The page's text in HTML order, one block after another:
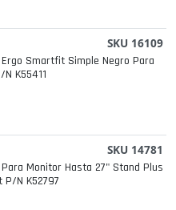
SKU 16109
Smartfit Simple Negro Para
K55411
SKU 14781
Monitor Hasta 27" Stand Plus
P/n K52797